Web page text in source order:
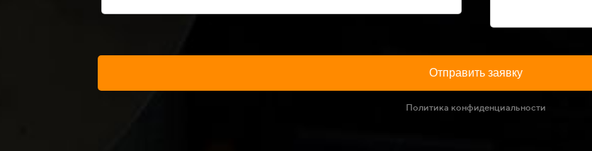
Отправить заявку
Политика конфиденциальности